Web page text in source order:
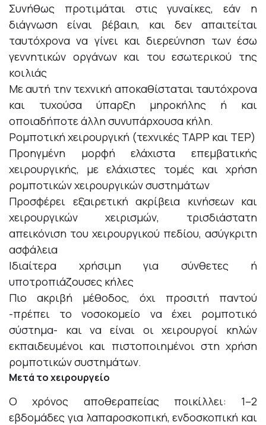
Συνήθως προτιμάται στις γυναίκες, εάν η
διάγνωση είναι βέβαιη, και δεν απαιτείται
ταυτόχρονα να γίνει και διερεύνηση των έσω
γεννητικών οργάνων και του εσωτερικού της
κοιλιάς
Με αυτή την τεχνική αποκαθίσταται ταυτόχρονα
και τυχούσα ύπαρξη μηροκήλης ή και
οποιαδήποτε άλλη συνυπάρχουσα κήλη.
Ρομποτική χειρουργική (τεχνικές TAPP και TEP)
Προηγμένη μορφή ελάχιστα επεμβατικής
χειρουργικής, με ελάχιστες τομές και χρήση
ρομποτικών χειρουργικών συστημάτων
Προσφέρει εξαιρετική ακρίβεια κινήσεων και
χειρουργικών χειρισμών, τρισδιάστατη
απεικόνιση του χειρουργικού πεδίου, ασύγκριτη
ασφάλεια
Ιδιαίτερα χρήσιμη για σύνθετες ή
υποτροπιάζουσες κήλες
Πιο ακριβή μέθοδος, όχι προσιτή παντού
-πρέπει το νοσοκομείο να έχει ρομποτικό
σύστημα- και να είναι οι χειρουργοί κηλών
εκπαιδευμένοι και πιστοποιημένοι στη χρήση
ρομποτικών συστημάτων.
Μετά το χειρουργείο
Ο χρόνος αποθεραπείας ποικίλλει: 1–2
εβδομάδες για λαπαροσκοπική, ενδοσκοπική και